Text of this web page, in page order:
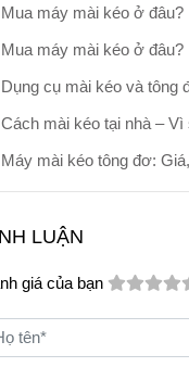
Mua máy mài kéo ở đâu?
Mua máy mài kéo ở đâu?
Dụng cụ mài kéo và tông
Cách mài kéo tại nhà – Vì
Máy mài kéo tông đơ:
LUẬN
giá của bạn